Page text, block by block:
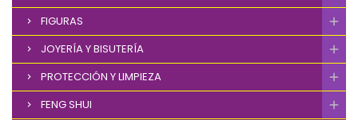
FIGURAS
JOYERÍA Y BISUTERÍA
PROTECCIÓN Y LIMPIEZA
FENG SHUI